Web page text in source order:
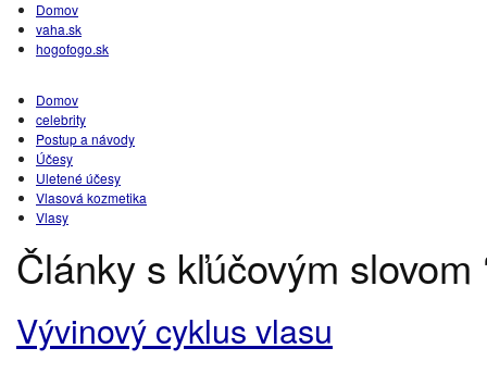
Domov
vaha.sk
hogofogo.sk
Domov
celebrity
Postup a návody
Účesy
Uletené účesy
Vlasová kozmetika
Vlasy
Články s kľúčovým slovom
Vývinový cyklus vlasu